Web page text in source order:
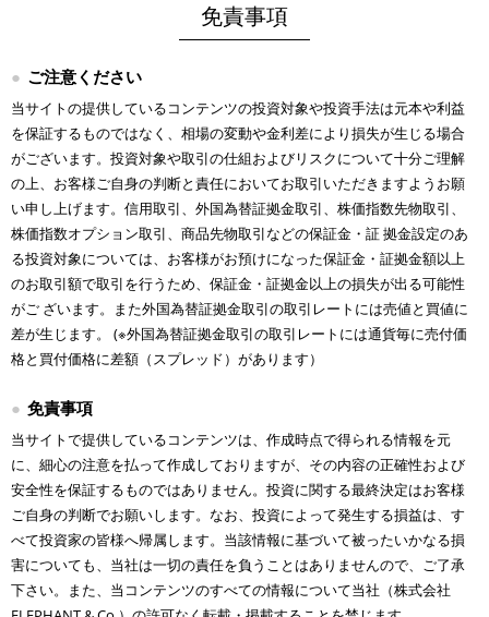
免責事項
ご注意ください
当サイトの提供しているコンテンツの投資対象や投資手法は元本や利益
を保証するものではなく、相場の変動や金利差により損失が生じる場合
がございます。投資対象や取引の仕組およびリスクについて十分ご理解
の上、お客様ご自身の判断と責任においてお取引いただきますようお願
い申し上げます。信用取引、外国為替証拠金取引、株価指数先物取引、
株価指数オプション取引、商品先物取引などの保証金・証 拠金設定のあ
る投資対象については、お客様がお預けになった保証金・証拠金額以上
のお取引額で取引を行うため、保証金・証拠金以上の損失が出る可能性
がご ざいます。また外国為替証拠金取引の取引レートには売値と買値に
差が生じます。 (※外国為替証拠金取引の取引レートには通貨毎に売付価
格と買付価格に差額（スプレッド）があります）
免責事項
当サイトで提供しているコンテンツは、作成時点で得られる情報を元
に、細心の注意を払って作成しておりますが、その内容の正確性および
安全性を保証するものではありません。投資に関する最終決定はお客様
ご自身の判断でお願いします。なお、投資によって発生する損益は、す
べて投資家の皆様へ帰属します。当該情報に基づいて被ったいかなる損
害についても、当社は一切の責任を負うことはありませんので、ご了承
下さい。また、当コンテンツのすべての情報について当社（株式会社